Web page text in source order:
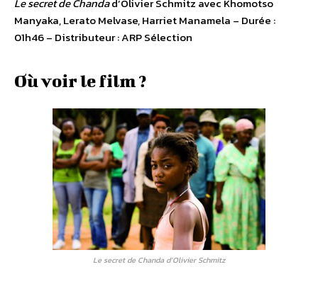
Le secret de Chandad’Olivier Schmitz avec Khomotso
Manyaka, Lerato Melvase, Harriet Manamela – Durée :
01h46 – Distributeur : ARP Sélection
Où voir le film ?
Le secret de Chanda d’Olivier Schmitz